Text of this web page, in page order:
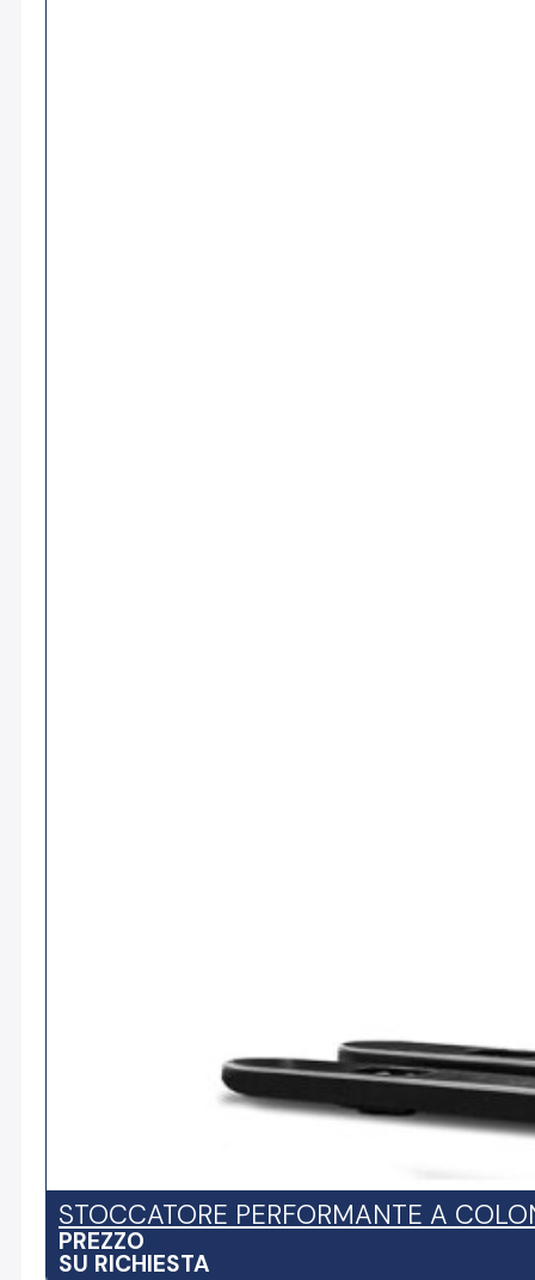
STOCCATORE PERFORMANTE A
PREZZO
SU RICHIESTA